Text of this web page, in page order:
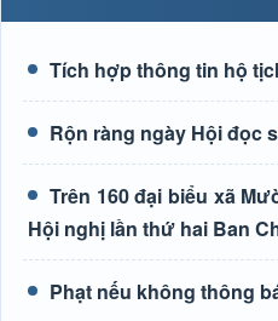
Tích hợp thông tin hộ
Rộn ràng ngày Hội đọc
Trên 160 đại biểu xã
Hội nghị lần thứ hai Ban
Phạt nếu không thông